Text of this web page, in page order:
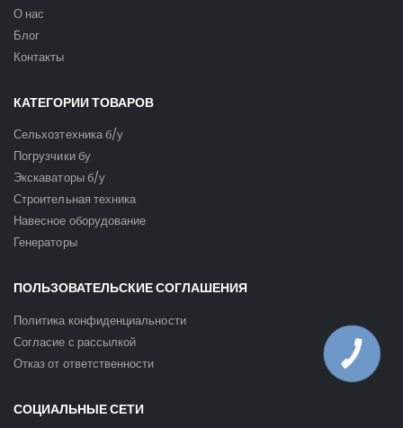
О нас
Блог
Контакты
КАТЕГОРИИ ТОВАРОВ
Сельхозтехника б/у
Погрузчики бу
Экскаваторы б/у
Строительная техника
Навесное оборудование
Генераторы
ПОЛЬЗОВАТЕЛЬСКИЕ СОГЛАШЕНИЯ
Политика конфиденциальности
Согласие с рассылкой
Отказ от ответственности
СОЦИАЛЬНЫЕ СЕТИ
КНОПКА
ЗВ'ЯЗКУ